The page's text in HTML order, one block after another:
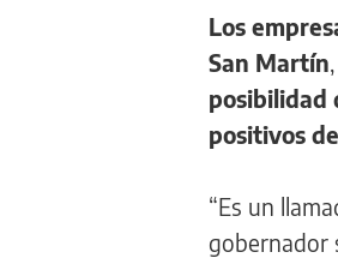
Los
San Martín
posibilidad
positivos
“Es un
gobernador